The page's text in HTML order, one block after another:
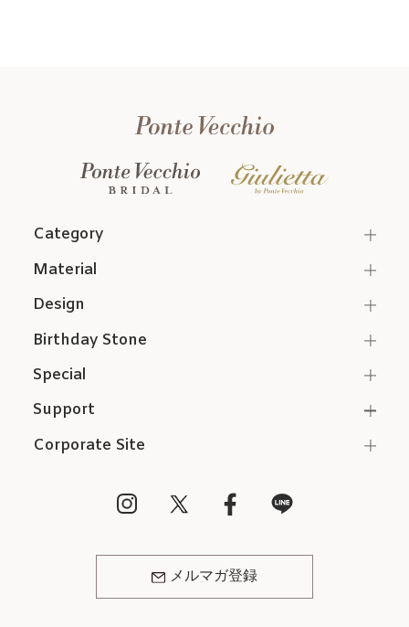
Category
Support
Corporate Site
メルマガ登録
Material
Design
Birthday Stone
Special